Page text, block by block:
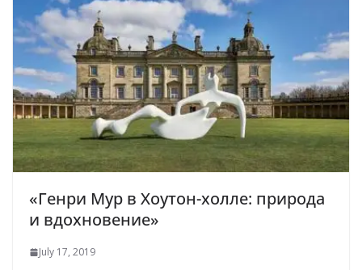
«Генри Мур в Хоутон-холле: природа
и вдохновение»
July 17, 2019